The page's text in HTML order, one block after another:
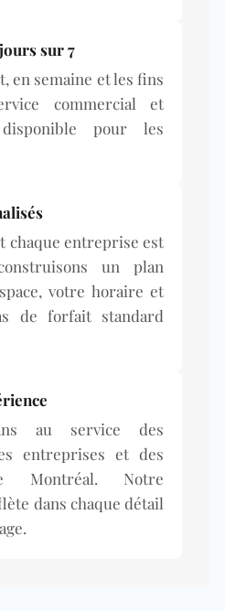
sur 7
en semaine et les fins
commercial et
pour les
chaque entreprise est
un plan
votre horaire et
de forfait standard
au service des
entreprises et des
Montréal. Notre
dans chaque détail